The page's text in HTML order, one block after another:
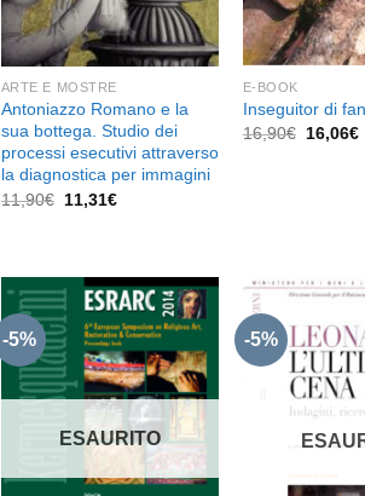
ARTE E MOSTRE
Antoniazzo Romano e la
sua bottega. Studio dei
processi esecutivi attraverso
la diagnostica per immagini
11,90€ Il
11,31€Il
E-BOOK
Inseguitor di
16,90€ Il
16,06€Il
-5%
Aggiungi
alla lista
dei
desideri
ESAURITO
-5%